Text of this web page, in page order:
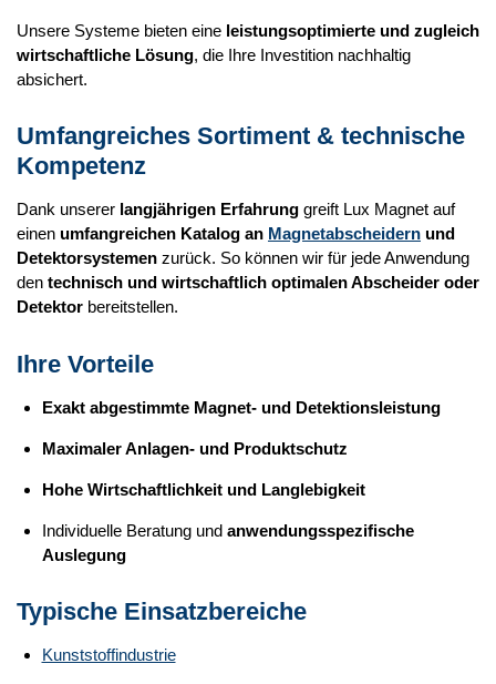
Unsere Systeme bieten eine leistungsoptimierte und zugleich
wirtschaftliche Lösung, die Ihre Investition nachhaltig
absichert.
Umfangreiches Sortiment & technische
Kompetenz
Dank unserer langjährigen Erfahrung greift Lux Magnet auf
einen umfangreichen Katalog an Magnetabscheidern und
Detektorsystemen zurück. So können wir für jede Anwendung
den technisch und wirtschaftlich optimalen Abscheider oder
Detektor bereitstellen.
Ihre Vorteile
Exakt abgestimmte Magnet- und Detektionsleistung
Maximaler Anlagen- und Produktschutz
Hohe Wirtschaftlichkeit und Langlebigkeit
Individuelle Beratung und anwendungsspezifische
Auslegung
Typische Einsatzbereiche
Kunststoffindustrie